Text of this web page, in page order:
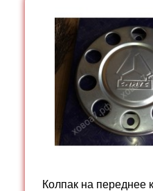
Колпак на переднее